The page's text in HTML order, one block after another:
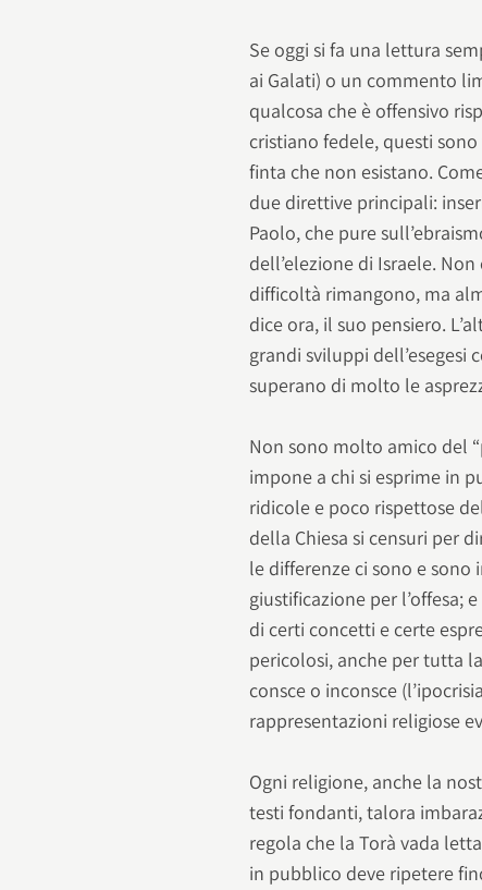
Se oggi si fa una lettura
ai Galati) o un commento
qualcosa che è offensivo
cristiano fedele, questi
finta che non esistano.
due direttive principali:
Paolo, che pure
dell’elezione di Israele.
difficoltà rimangono, ma
dice ora, il suo pensiero.
grandi sviluppi
superano di molto le
Non sono molto amico del
impone a chi si esprime in
ridicole e poco rispettose
della Chiesa si censuri per
le differenze ci sono e
giustificazione per l’offesa;
di certi concetti e certe
pericolosi, anche per tutta
consce o inconsce
rappresentazioni religiose
Ogni religione, anche la
testi fondanti, talora
regola che la Torà vada
in pubblico deve ripetere